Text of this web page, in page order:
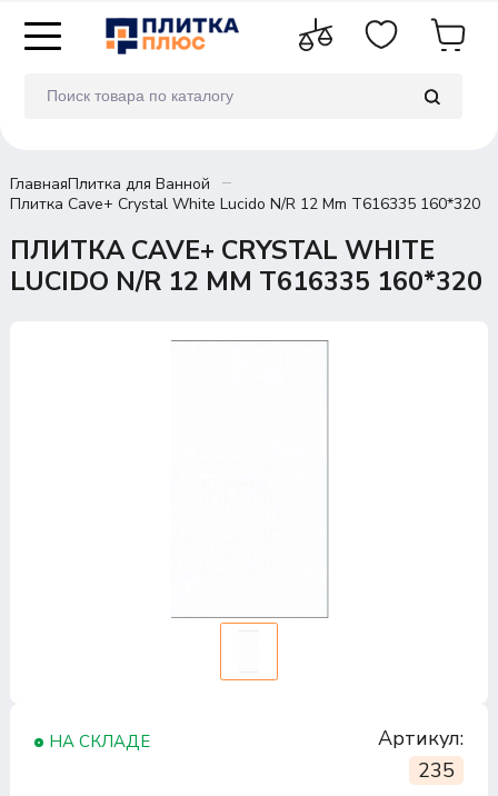
ГлавнаяПлитка для Ванной
Плитка Cave+ Crystal White Lucido N/R 12 Mm T616335 160*320
ПЛИТКА CAVE+ CRYSTAL WHITE
LUCIDO N/R 12 MM T616335 160*320
НА СКЛАДЕ
Артикул:
235